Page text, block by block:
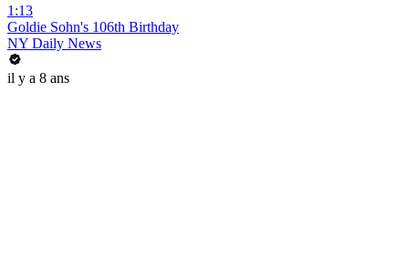
1:13
Goldie Sohn's 106th Birthday
NY Daily News
il y a 8 ans